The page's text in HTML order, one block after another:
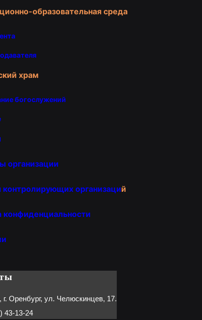
образовательная среда
храм
богослужений
организации
контролирующих организаций
конфиденциальности
г. Оренбург, ул. Челюскинцев, 17.
43-13-24